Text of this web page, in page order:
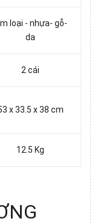
loại - nhựa- gỗ-
da
2 cái
x 33.5 x 38 cm
12.5 Kg